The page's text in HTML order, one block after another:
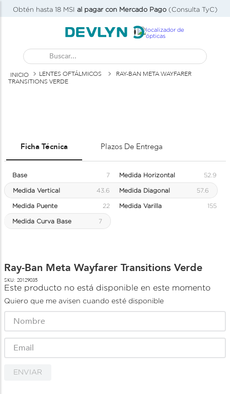
Obtén hasta 18 MSI al pagar con Mercado Pago(Consulta TyC)
Buscar...
LENTES OFTÁLMICOS
RAY-BAN META WAYFARER
TRANSITIONS VERDE
Ficha Técnica Plazos De Entrega
Base 7 Medida Horizontal 52.9
Medida Vertical 43.6 Medida Diagonal 57.6
Medida Puente 22 Medida Varilla 155
Medida Curva Base 7
Ray-Ban Meta Wayfarer Transitions Verde
SKU: 20129035
Este producto no está disponible en este momento
Quiero que me avisen cuando esté disponible
ENVIAR